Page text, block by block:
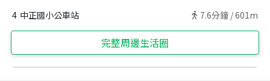
4 中正國小公車站 7.6分鐘 /601m
完整周邊生活圈